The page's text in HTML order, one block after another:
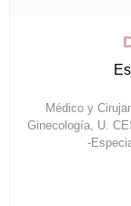
Médico y
Ginecología, U.
-